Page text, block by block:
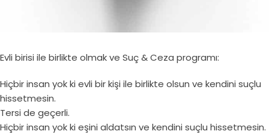
Evli birisi ile birlikte olmak ve Suç & Ceza programı:
Hiçbir insan yok ki evli bir kişi ile birlikte olsun ve kendini suçlu
hissetmesin.
Tersi de geçerli.
Hiçbir insan yok ki eşini aldatsın ve kendini suçlu hissetmesin.